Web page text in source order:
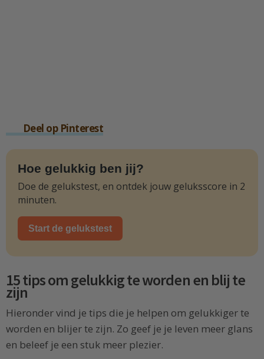
Deel op Pinterest
Hoe gelukkig ben jij?
Doe de gelukstest, en ontdek jouw geluksscore in 2
minuten.
Start de gelukstest
15 tips om gelukkig te worden en blij te
zijn
Hieronder vind je tips die je helpen om gelukkiger te
worden en blijer te zijn. Zo geef je je leven meer glans
en beleef je een stuk meer plezier.